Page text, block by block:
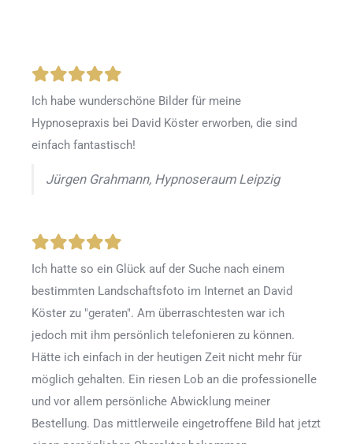
Ich habe wunderschöne Bilder für meine
Hypnosepraxis bei David Köster erworben, die sind
einfach fantastisch!
Jürgen Grahmann, Hypnoseraum Leipzig
Ich hatte so ein Glück auf der Suche nach einem
bestimmten Landschaftsfoto im Internet an David
Köster zu "geraten". Am überraschtesten war ich
jedoch mit ihm persönlich telefonieren zu können.
Hätte ich einfach in der heutigen Zeit nicht mehr für
möglich gehalten. Ein riesen Lob an die professionelle
und vor allem persönliche Abwicklung meiner
Bestellung. Das mittlerweile eingetroffene Bild hat jetzt